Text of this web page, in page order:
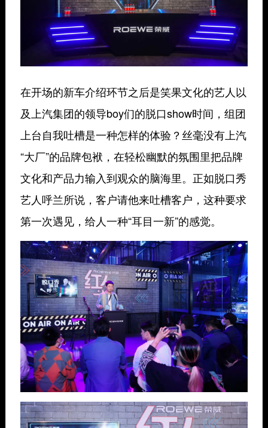
在开场的新车介绍环节之后是笑果文化的艺人以
及上汽集团的领导boy们的脱口show时间，组团
上台自我吐槽是一种怎样的体验？丝毫没有上汽
“大厂”的品牌包袱，在轻松幽默的氛围里把品牌
文化和产品力输入到观众的脑海里。正如脱口秀
艺人呼兰所说， 客户请他来吐槽客户，这种要求
第一次遇见，给人一种“耳目一新”的感觉。